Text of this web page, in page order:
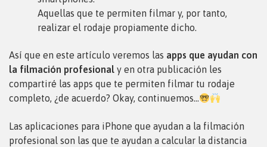
Aquellas que te permiten filmar y, por tanto,
realizar el rodaje propiamente dicho.
Así que en este artículo veremos las apps que ayudan con
la filmación profesional y en otra publicación les
compartiré las apps que te permiten filmar tu rodaje
completo, ¿de acuerdo? Okay, continuemos…
Las aplicaciones para iPhone que ayudan a la filmación
profesional son las que te ayudan a calcular la distancia